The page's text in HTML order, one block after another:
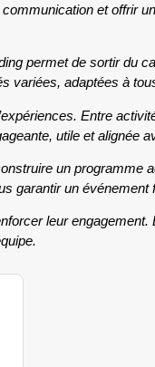
et offrir
permet de sortir du
variées, adaptées à
Entre
utile et alignée
un programme
garantir un événement
leur